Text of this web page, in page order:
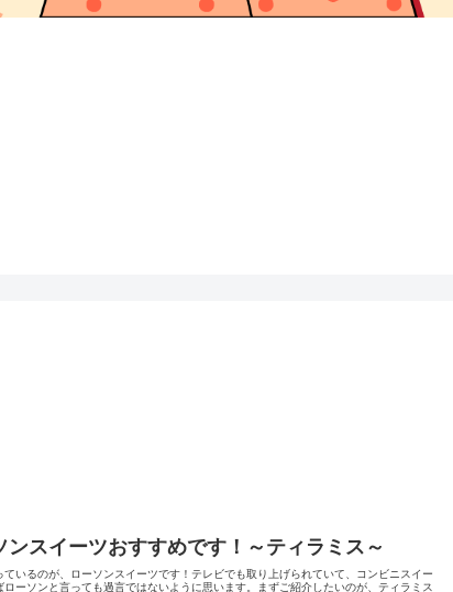
ンスイーツおすすめです！～ティラミス～
ているのが、ローソンスイーツです！テレビでも取り上げられていて、コンビニスイー
ローソンと言っても過言ではないように思います。まずご紹介したいのが、ティラミス